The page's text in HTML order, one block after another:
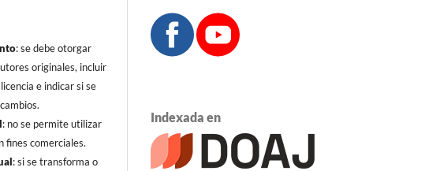
: se debe otorgar
originales, incluir
e indicar si se
: no se permite utilizar
fines comerciales.
: si se transforma o
Indexada en